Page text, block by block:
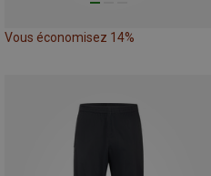
Vous économisez 14%